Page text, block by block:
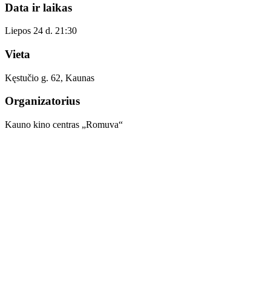
Data ir laikas
Liepos 24 d. 21:30
Vieta
Kęstučio g. 62, Kaunas
Organizatorius
Kauno kino centras „Romuva“